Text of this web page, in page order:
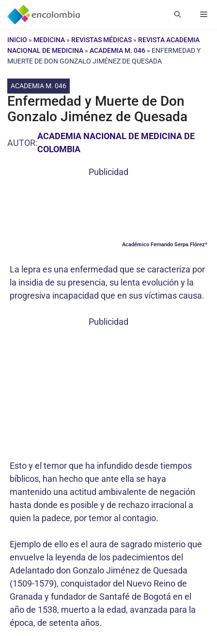
Saltar
INICIO » MEDICINA » REVISTAS MÉDICAS » REVISTA ACADEMIA
NACIONAL DE MEDICINA » ACADEMIA M. 046 » ENFERMEDAD Y
MUERTE DE DON GONZALO JIMÉNEZ DE QUESADA
ACADEMIA M. 046
Enfermedad y Muerte de Don
Gonzalo Jiménez de Quesada
AUTOR:
ACADEMIA NACIONAL DE MEDICINA DE
COLOMBIA
Publicidad
Académico Fernando Serpa Flórez*
La lepra es una enfermedad que se caracteriza por
la insidia de su presencia, su lenta evolución y la
progresiva incapacidad que en sus víctimas causa.
Publicidad
Esto y el temor que ha infundido desde tiempos
bíblicos, han hecho que ante ella se haya
mantenido una actitud ambivalente de negación
hasta donde es posible y de rechazo irracional a
quien la padece, por temor al contagio.
Ejemplo de ello es el aura de sagrado misterio que
envuelve la leyenda de los padecimientos del
Adelantado don Gonzalo Jiménez de Quesada
(1509-1579), conquistador del Nuevo Reino de
Granada y fundador de Santafé de Bogotá en el
año de 1538, muerto a la edad, avanzada para la
época, de setenta años.